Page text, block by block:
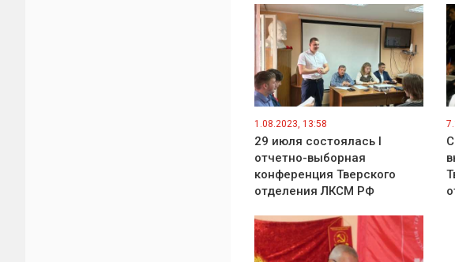
1.08.2023, 13:58
29 июля состоялась I
отчетно-выборная
конференция Тверского
отделения ЛКСМ РФ